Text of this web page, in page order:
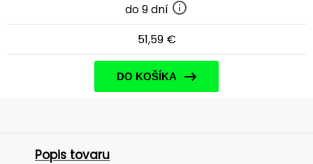
do 9 dní
51,59 €
DO KOŠÍKA
Popis tovaru